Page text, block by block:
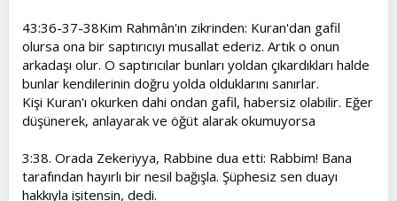
43:36-37-38Kim Rahmân'ın zikrinden: Kuran'dan gafil
olursa ona bir saptırıcıyı musallat ederiz. Artık o onun
arkadaşı olur. O saptırıcılar bunları yoldan çıkardıkları halde
bunlar kendilerinin doğru yolda olduklarını sanırlar.
Kişi Kuran'ı okurken dahi ondan gafil, habersiz olabilir. Eğer
düşünerek, anlayarak ve öğüt alarak okumuyorsa
3:38. Orada Zekeriyya, Rabbine dua etti: Rabbim! Bana
tarafından hayırlı bir nesil bağışla. Şüphesiz sen duayı
hakkıyla işitensin, dedi.